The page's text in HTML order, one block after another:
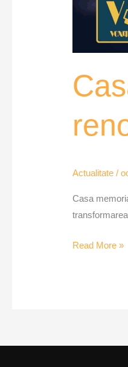
Actualitate /
Casa
Read More »